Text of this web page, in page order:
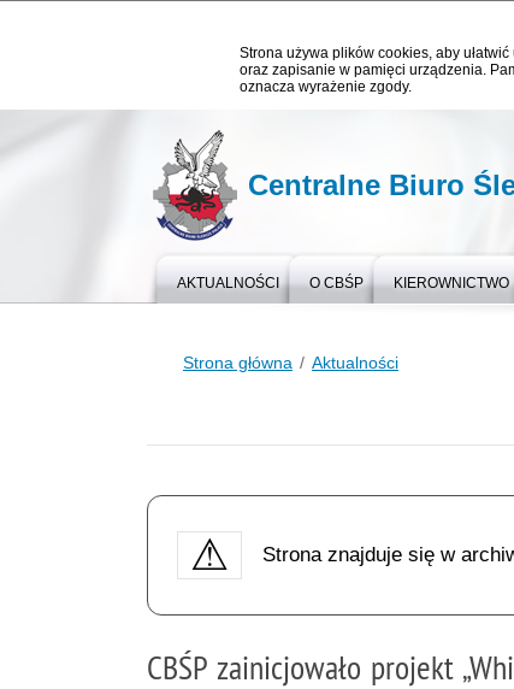
Strona używa plików cookies, aby
oraz zapisanie w pamięci urządzenia.
oznacza wyrażenie zgody.
Centralne Biuro
AKTUALNOŚCI O CBŚP KIEROWNICTWO
Strona główna Aktualności
Strona znajduje się w
CBŚP zainicjowało projekt